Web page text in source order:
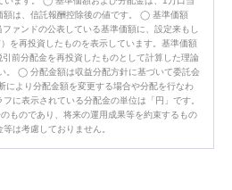
額は、信託報酬控除後の値です。
基準価額
ァンドの公表している基準価額に、設定来もし
を再投資したものを表示しています。基準価額
前分配金を再投資したものとして計算した理論
。
分配金額は収益分配方針に基づいて委託会
により分配金額を変更する場合や分配を行なわ
フに表示されている分配金の単位は「円」です。
ものであり、将来の運用成果等を約束するもの
は考慮しておりません。